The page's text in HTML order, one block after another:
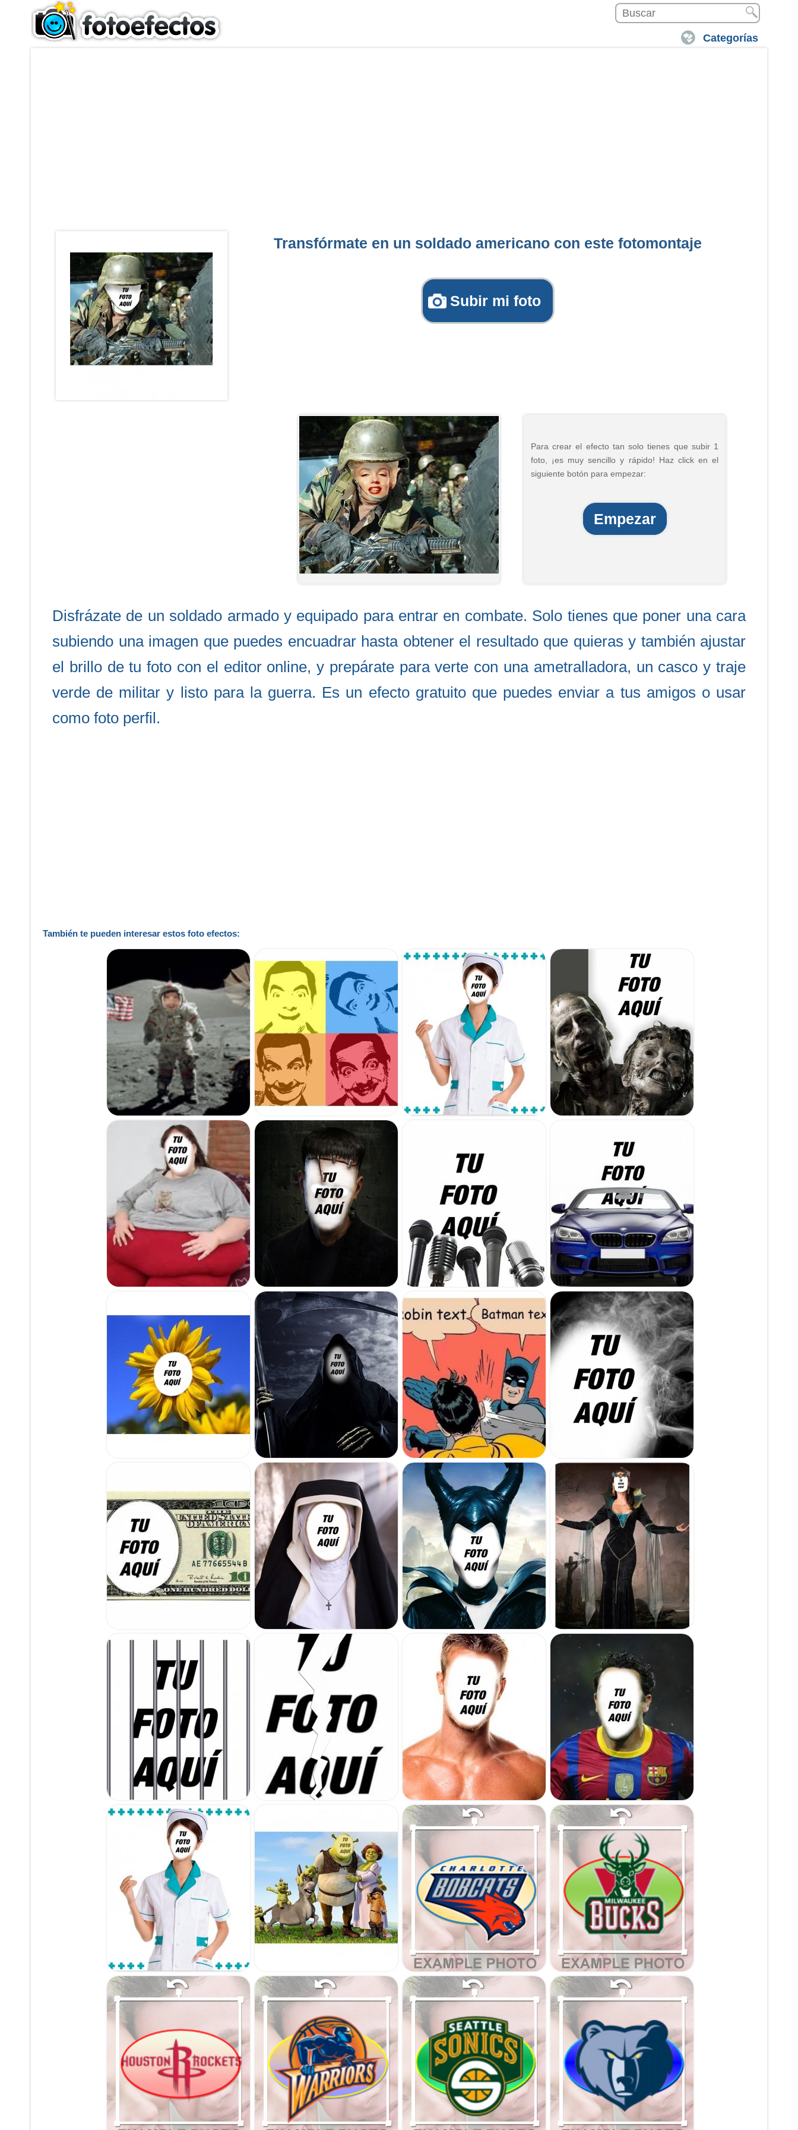
Categorías
Transfórmate en un soldado americano con este fotomontaje
Subir mi foto
Para crear el efecto tan solo tienes que subir 1
foto, ¡es muy sencillo y rápido! Haz click en el
siguiente botón para empezar:
Empezar
Disfrázate de un soldado armado y equipado para entrar en combate. Solo tienes que poner una cara
subiendo una imagen que puedes encuadrar hasta obtener el resultado que quieras y también ajustar
el brillo de tu foto con el editor online, y prepárate para verte con una ametralladora, un casco y traje
verde de militar y listo para la guerra. Es un efecto gratuito que puedes enviar a tus amigos o usar
como foto perfil.
También te pueden interesar estos foto efectos: